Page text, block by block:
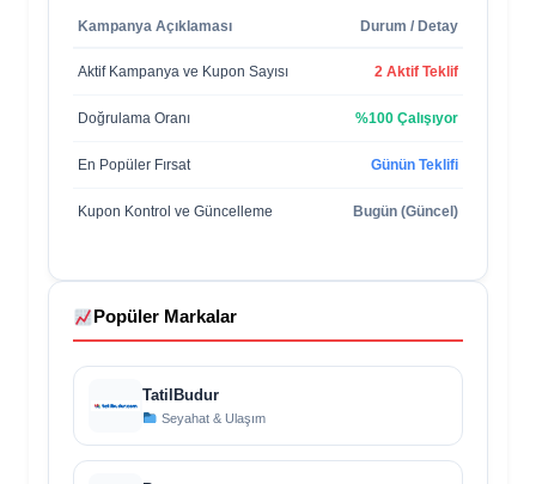
Kampanya Açıklaması Durum / Detay
Aktif Kampanya ve Kupon Sayısı 2 Aktif Teklif
Doğrulama Oranı %100 Çalışıyor
En Popüler Fırsat Günün Teklifi
Kupon Kontrol ve Güncelleme Bugün (Güncel)
Popüler Markalar
TatilBudur
Seyahat & Ulaşım